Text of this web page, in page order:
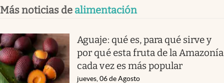
Más noticias de alimentación
Aguaje: qué es, para qué sirve y
por qué esta fruta de la Amazonía
cada vez es más popular
jueves, 06 de Agosto